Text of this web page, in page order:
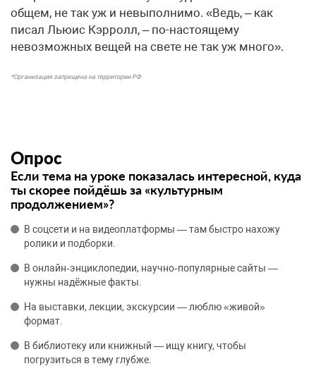
общем, не так уж и невыполнимо. «Ведь, – как
писал Льюис Кэрролл, – по-настоящему
невозможных вещей на свете не так уж много».
*Организация запрещена на территории РФ
Опрос
Если тема на уроке показалась интересной, куда
ты скорее пойдёшь за «культурным
продолжением»?
В соцсети и на видеоплатформы — там быстро нахожу
ролики и подборки.
В онлайн‑энциклопедии, научно‑популярные сайты —
нужны надёжные факты.
На выставки, лекции, экскурсии — люблю «живой»
формат.
В библиотеку или книжный — ищу книгу, чтобы
погрузиться в тему глубже.